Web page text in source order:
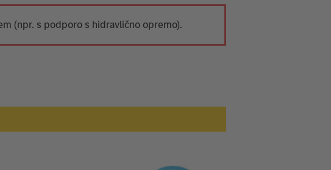
(npr. s podporo s hidravlično opremo).